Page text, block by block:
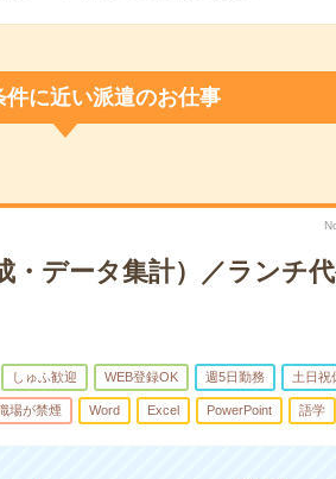
件に近い派遣のお仕事
・データ集計）／ランチ
しゅふ歓迎 WEB登録OK 週5日勤務 土日祝
場が禁煙 Word Excel PowerPoint 語学